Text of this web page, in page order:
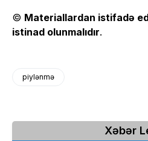
© Materiallardan istifadə
istinad olunmalıdır.
piylənmə
Xəbər